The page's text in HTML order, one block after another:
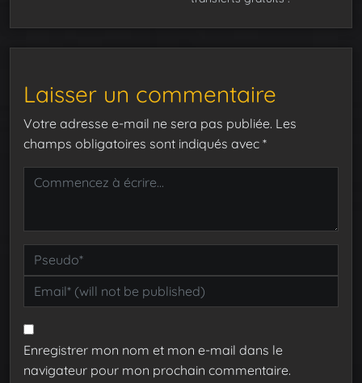
Laisser un commentaire
Votre adresse e-mail ne sera pas publiée. Les
champs obligatoires sont indiqués avec *
Enregistrer mon nom et mon e-mail dans le
navigateur pour mon prochain commentaire.